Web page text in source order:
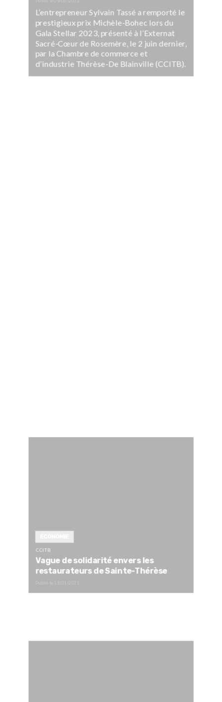
L’entrepreneur Sylvain Tassé a remporté le
prestigieux prix Michèle-Bohec lors du
Gala Stellar 2023, présenté à l’Externat
Sacré-Cœur de Rosemère, le 2 juin dernier,
par la Chambre de commerce et
d’industrie Thérèse-De Blainville (CCITB).
CCITB
Vague de solidarité envers les
restaurateurs de Sainte-Thérèse